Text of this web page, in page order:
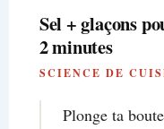
Sel + glaçons
2 minutes
SCIENCE DE
Plonge ta